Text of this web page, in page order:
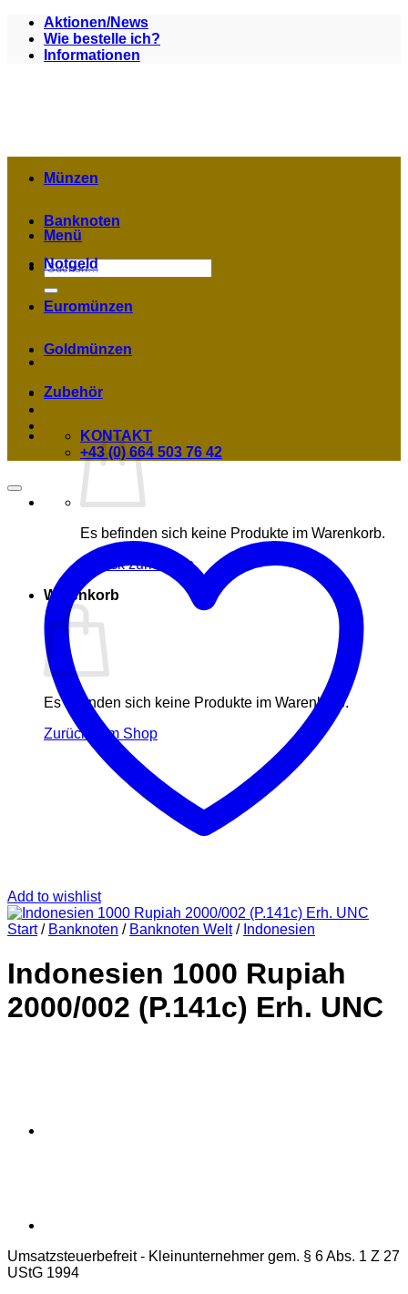
Zum
Inhalt
springen
Aktionen/News
Wie bestelle ich?
Informationen
Menü
Suchen
nach:
Es befinden sich keine Produkte im Warenkorb.
Zurück zum Shop
Warenkorb
Es befinden sich keine Produkte im Warenkorb.
Zurück zum Shop
Münzen
Banknoten
Notgeld
Euromünzen
Goldmünzen
Zubehör
KONTAKT
+43 (0) 664 503 76 42
Add to wishlist
Start / Banknoten / Banknoten Welt / Indonesien
Indonesien 1000 Rupiah
2000/002 (P.141c) Erh. UNC
Umsatzsteuerbefreit - Kleinunternehmer gem. § 6 Abs. 1 Z 27
UStG 1994